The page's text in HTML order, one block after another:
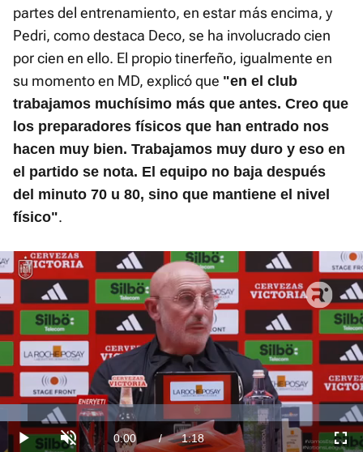
partes del entrenamiento, en estar más encima, y
Pedri, como destaca Deco, se ha involucrado cien
por cien en ello. El propio tinerfeño, igualmente en
su momento en MD, explicó que "en el club
trabajamos muchísimo más que antes. Creo que
los preparadores físicos que han entrado nos
hacen muy bien. Trabajamos muy duro y eso en
el partido se nota. El equipo no baja después
del minuto 70 u 80, sino que mantiene el nivel
físico".
Play Unmute Current
0:00 / Duration
1:18
:
7.65%